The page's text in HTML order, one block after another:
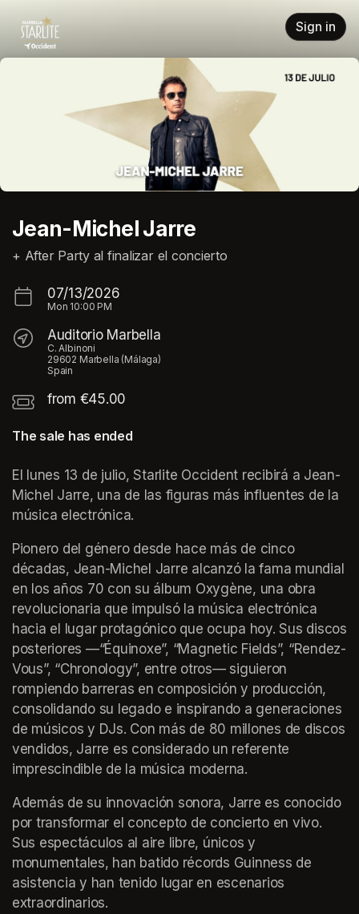
Sign in
Jean-Michel Jarre
+ After Party al finalizar el concierto
07/13/2026
Mon 10:00 PM
Auditorio Marbella
C. Albinoni
29602 Marbella (Málaga)
Spain
from €45.00
The sale has ended
El lunes 13 de julio, Starlite Occident recibirá a Jean-
Michel Jarre, una de las figuras más influentes de la
música electrónica.
Pionero del género desde hace más de cinco
décadas, Jean-Michel Jarre alcanzó la fama mundial
en los años 70 con su álbum Oxygène, una obra
revolucionaria que impulsó la música electrónica
hacia el lugar protagónico que ocupa hoy. Sus discos
posteriores —“Équinoxe”, “Magnetic Fields”, “Rendez-
Vous”, “Chronology”, entre otros— siguieron
rompiendo barreras en composición y producción,
consolidando su legado e inspirando a generaciones
de músicos y DJs. Con más de 80 millones de discos
vendidos, Jarre es considerado un referente
imprescindible de la música moderna.
Además de su innovación sonora, Jarre es conocido
por transformar el concepto de concierto en vivo.
Sus espectáculos al aire libre, únicos y
monumentales, han batido récords Guinness de
asistencia y han tenido lugar en escenarios
extraordinarios.